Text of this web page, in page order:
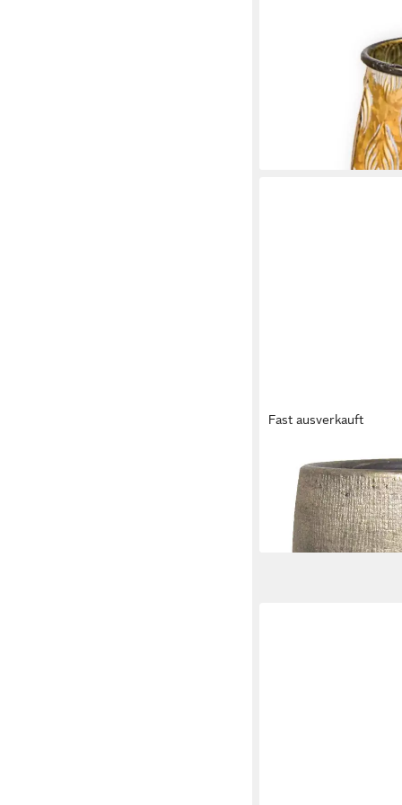
rund (1 St., 1x
lieferbar - in 3-4
Fast ausverkauft
Blumentopf
85,90 €
lieferbar - in 3-4